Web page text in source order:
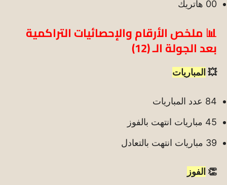
00 هاتريك
📊 ملخص الأرقام والإحصائيات التراكمية
بعد الجولة الـ (12)
💥 المباريات
84 عدد المباريات
45 مباريات انتهت بالفوز
39 مباريات انتهت بالتعادل
👏 الفوز